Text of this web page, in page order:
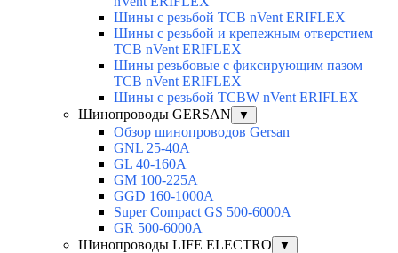
Шины с резьбой TCB nVent ERIFLEX
Шины с резьбой и крепежным отверстием
TCB nVent ERIFLEX
Шины резьбовые с фиксирующим пазом
TCB nVent ERIFLEX
Шины с резьбой TCBW nVent ERIFLEX
Шинопроводы GERSAN
▼
Обзор шинопроводов Gersan
GNL 25-40A
GL 40-160A
GM 100-225A
GGD 160-1000A
Super Compact GS 500-6000A
GR 500-6000A
Шинопроводы LIFE ELECTRO
▼